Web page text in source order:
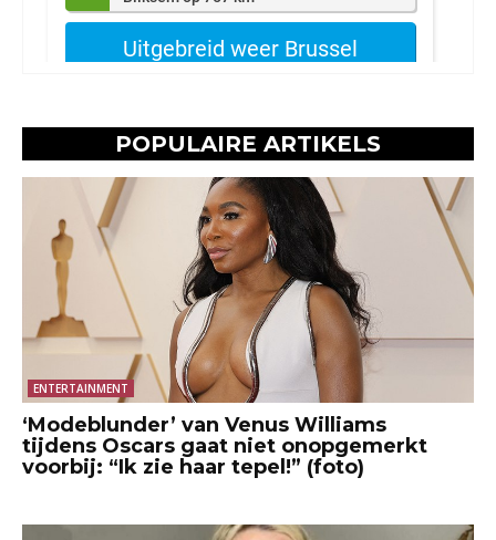
POPULAIRE ARTIKELS
ENTERTAINMENT
‘Modeblunder’ van Venus Williams
tijdens Oscars gaat niet onopgemerkt
voorbij: “Ik zie haar tepel!” (foto)